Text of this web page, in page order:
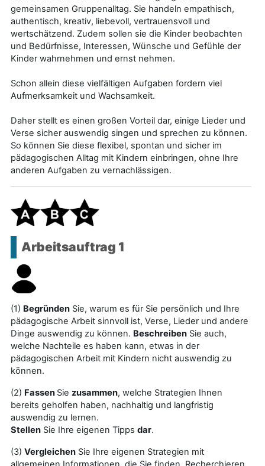
gemeinsamen Gruppenalltag. Sie handeln empathisch,
authentisch, kreativ, liebevoll, vertrauensvoll und
wertschätzend. Zudem sollen sie die Kinder beobachten
und Bedürfnisse, Interessen, Wünsche und Gefühle der
Kinder wahrnehmen und ernst nehmen.
Schon allein diese vielfältigen Aufgaben fordern viel
Aufmerksamkeit und Wachsamkeit.
Daher stellt es einen großen Vorteil dar, einige Lieder und
Verse sicher auswendig singen und sprechen zu können.
So können Sie diese flexibel, spontan und sicher im
pädagogischen Alltag mit Kindern einbringen, ohne Ihre
anderen Aufgaben zu vernachlässigen.
Arbeitsauftrag 1
(1) Begründen Sie, warum es für Sie persönlich und Ihre
pädagogische Arbeit sinnvoll ist, Verse, Lieder und andere
Dinge auswendig zu können. Beschreiben Sie auch,
welche Nachteile es haben kann, etwas in der
pädagogischen Arbeit mit Kindern nicht auswendig zu
können.
(2) Fassen Sie zusammen, welche Strategien Ihnen
bereits geholfen haben, nachhaltig und langfristig
auswendig zu lernen.
Stellen Sie Ihre eigenen Tipps dar.
(3) Vergleichen Sie Ihre eigenen Strategien mit